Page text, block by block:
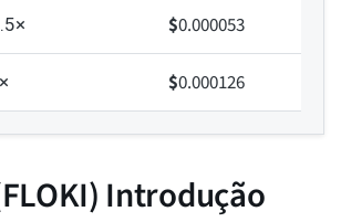
$0.000053
$0.000126
Introdução